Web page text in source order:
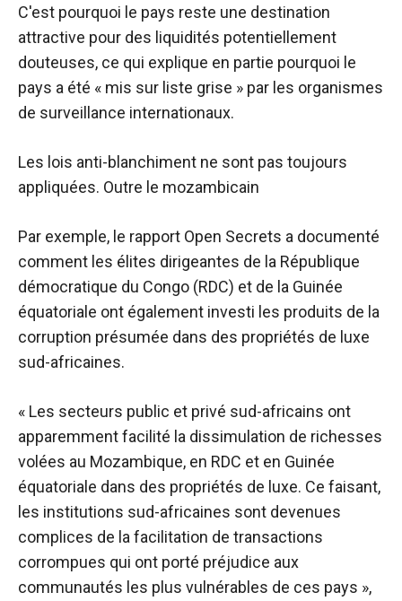
C'est pourquoi le pays reste une destination
attractive pour des liquidités potentiellement
douteuses, ce qui explique en partie pourquoi le
pays a été « mis sur liste grise » par les organismes
de surveillance internationaux.
Les lois anti-blanchiment ne sont pas toujours
appliquées. Outre le mozambicain
Par exemple, le rapport Open Secrets a documenté
comment les élites dirigeantes de la République
démocratique du Congo (RDC) et de la Guinée
équatoriale ont également investi les produits de la
corruption présumée dans des propriétés de luxe
sud-africaines.
« Les secteurs public et privé sud-africains ont
apparemment facilité la dissimulation de richesses
volées au Mozambique, en RDC et en Guinée
équatoriale dans des propriétés de luxe. Ce faisant,
les institutions sud-africaines sont devenues
complices de la facilitation de transactions
corrompues qui ont porté préjudice aux
communautés les plus vulnérables de ces pays »,